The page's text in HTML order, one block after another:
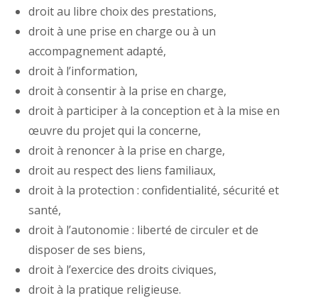
droit au libre choix des prestations,
droit à une prise en charge ou à un
accompagnement adapté,
droit à l’information,
droit à consentir à la prise en charge,
droit à participer à la conception et à la mise en
œuvre du projet qui la concerne,
droit à renoncer à la prise en charge,
droit au respect des liens familiaux,
droit à la protection : confidentialité, sécurité et
santé,
droit à l’autonomie : liberté de circuler et de
disposer de ses biens,
droit à l’exercice des droits civiques,
droit à la pratique religieuse.